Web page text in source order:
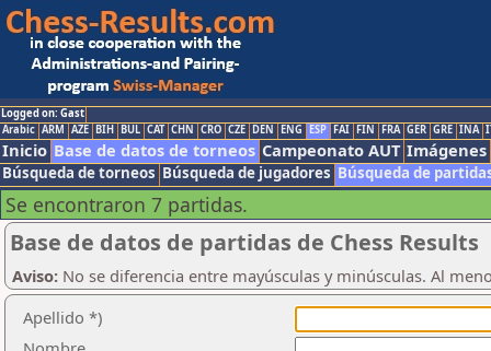
Logged on: Gast
Arabic ARM AZE BIH BUL CAT CHN CRO CZE DEN ENG ESP FAI FIN FRA GER GRE INA
Inicio Base de datos de torneos Campeonato AUT Imágenes
Búsqueda de torneos Búsqueda de jugadores Búsqueda de
Se encontraron 7 partidas.
Base de datos de partidas de Chess Results
Aviso: No se diferencia entre mayúsculas y minúsculas. Al
Apellido *)